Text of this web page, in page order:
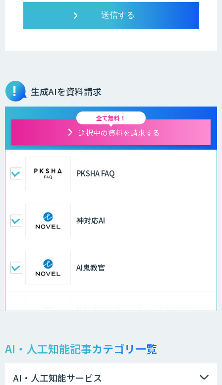
生成AIを資料請求
全て無料！
選択中の資料を請求する
PKSHA FAQ
神対応AI
AI鬼教官
設計不明の古いシステムをAIが解析して
AI・人工知能記事カテゴリ一覧
AI・人工知能サービス